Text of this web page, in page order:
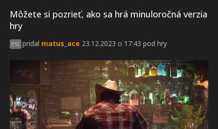
Môžete si pozrieť, ako sa hrá minuloročná verzia
hry
PS5 pridal matus_ace 23.12.2023 o 17:43 pod hry